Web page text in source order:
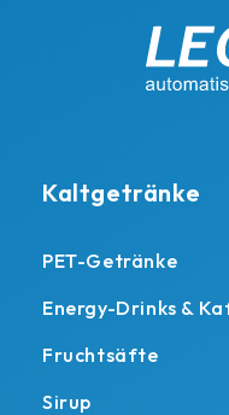
Kaltgetränke
PET-Getränke
Energy-Drinks &
Fruchtsäfte
Sirup